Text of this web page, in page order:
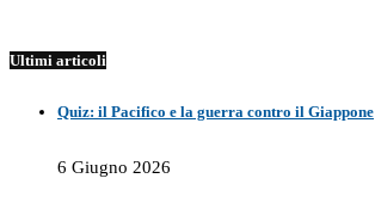
Ultimi articoli
Quiz: il Pacifico e la guerra contro il Giappone
6 Giugno 2026